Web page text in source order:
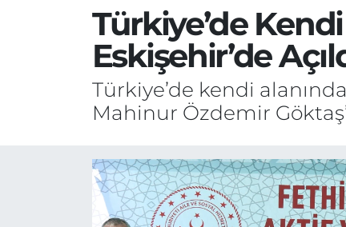
Türkiye’de
Eskişehir’de
Türkiye’de kendi
Mahinur Özdemir
ASAYİŞ
SİYASET
EKONOMİ
EĞİTİM
İletişim
Süper Lig Puan Durumu ve Fikstür
Tüm Manşetler
Son Dakika Haberleri